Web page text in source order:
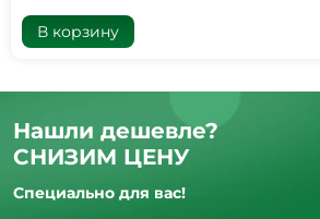
В корзину
Нашли дешевле?
СНИЗИМ ЦЕНУ
Специально для вас!